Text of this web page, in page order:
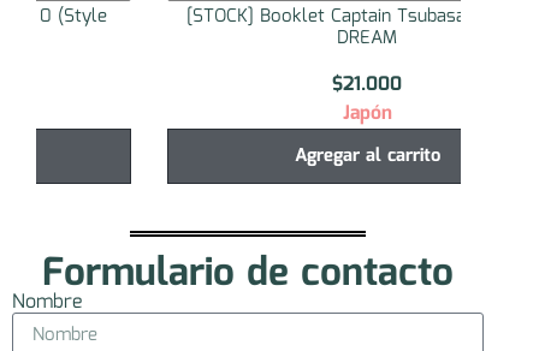
[STOCK] Booklet Captain Tsubasa ENDLESS
Agregar al carrito
Formulario de contacto
Nombre